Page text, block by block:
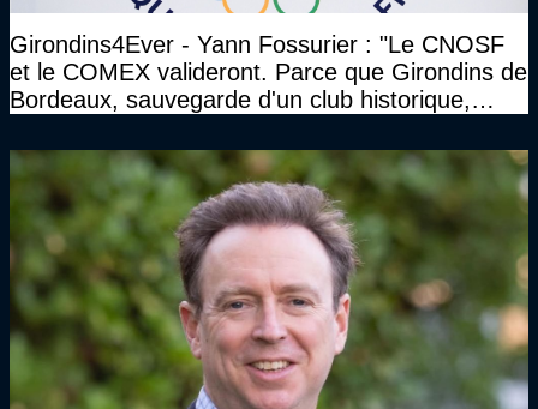
Girondins4Ever - Yann Fossurier : "Le CNOSF
et le COMEX valideront. Parce que Girondins de
Bordeaux, sauvegarde d'un club historique,